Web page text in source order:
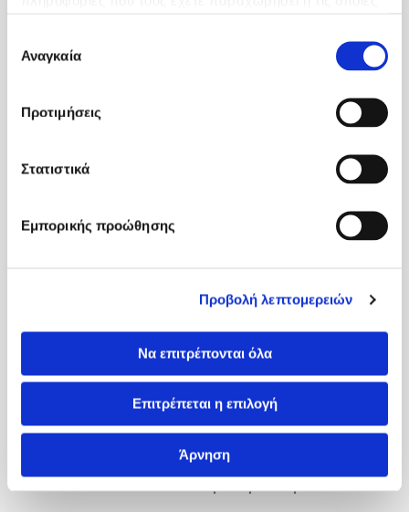
συγκατάθεσης
Αναγκαία
Προτιμήσεις
Στατιστικά
Εμπορικής προώθησης
Προβολή λεπτομερειών
Να επιτρέπονται όλα
Επιτρέπεται η επιλογή
Άρνηση
από χορήγηση αντι-ΤΝF
παραγόντων σε ασθενείς με
ψωριασική αρθρίτιδα>>
Normal circulating serum
concentration in systemic
M, Triantafillidou E, Davies P,
Gallimore JR, Denton CP,
Pepys MB.
Arthritis Rheum. 2007
Συμμετοχή σε διεθνή